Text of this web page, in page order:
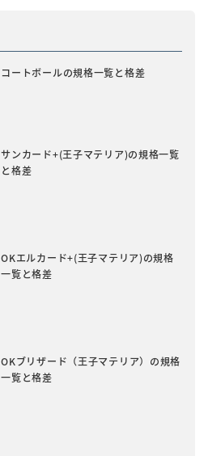
コートボールの規格一覧と格差
サンカード+(王子マテリア)の規格一覧
と格差
OKエルカード+(王子マテリア)の規格
一覧と格差
OKブリザード（王子マテリア）の規格
一覧と格差